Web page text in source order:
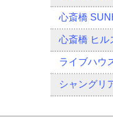
心斎橋
心斎橋 ヒル
ライブハウ
シャングリ